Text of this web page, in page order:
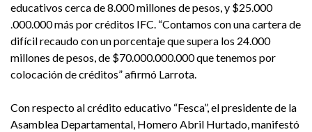
educativos cerca de 8.000 millones de pesos, y $25.000
.000.000 más por créditos IFC. “Contamos con una cartera de
difícil recaudo con un porcentaje que supera los 24.000
millones de pesos, de $70.000.000.000 que tenemos por
colocación de créditos” afirmó Larrota.
Con respecto al crédito educativo “Fesca”, el presidente de la
Asamblea Departamental, Homero Abril Hurtado, manifestó